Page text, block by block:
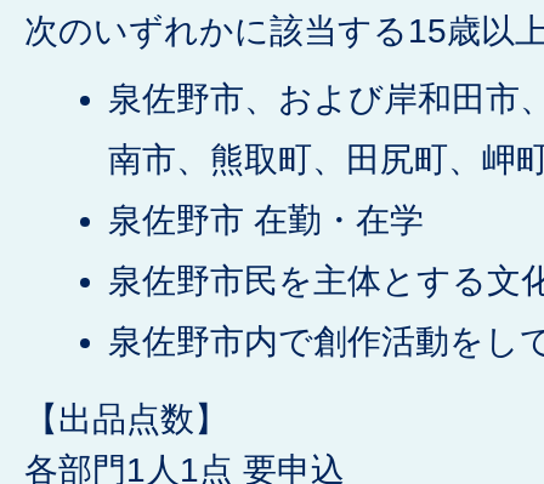
次のいずれかに該当する15歳以
泉佐野市、および岸和田市
南市、熊取町、田尻町、岬
泉佐野市 在勤・在学
泉佐野市民を主体とする文
泉佐野市内で創作活動をし
【出品点数】
各部門1人1点 要申込